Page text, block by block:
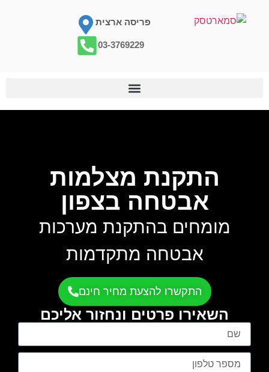
פריסה ארצית
03-3769229
התקנת מצלמות
אבטחה בצפון
מומחים בהתקנת מערכות
אבטחה מתקדמות
התקשרו להצעת מחיר חינם
השאירו פרטים ונחזור אליכם